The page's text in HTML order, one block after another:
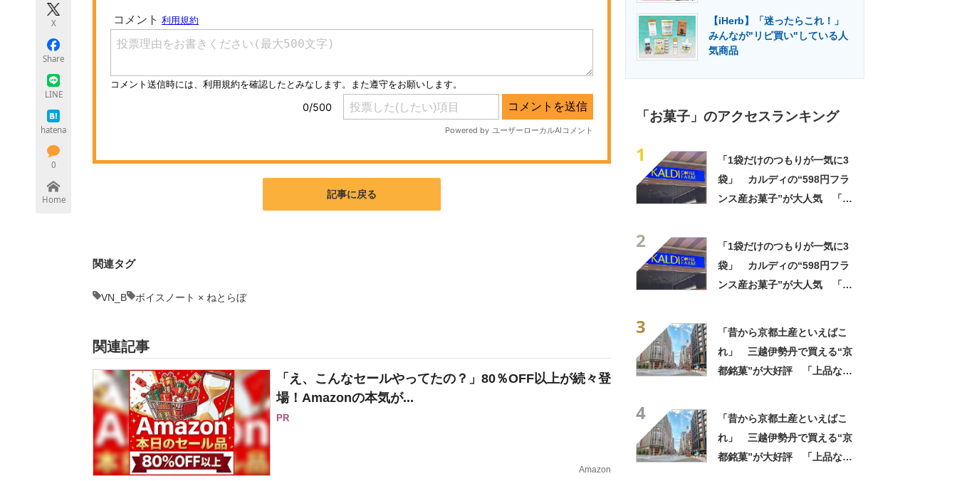
X
Share
LINE
hatena
0
Home 記事に戻る
関連タグ
VN_B ボイスノート × ねとらぼ
関連記事
「え、こんなセールやってたの？」80％OFF以上が続々登
場！Amazonの本気が...
PR
Amazon
【iHerb】「迷ったらこれ！」
みんなが"リピ買い"している人
気商品
「お菓子」のアクセスランキング
1
「1袋だけのつもりが一気に3
袋」 カルディの“598円フラ
ンス産お菓子”が大人気 「デ
2
「1袋だけのつもりが一気に3
袋」 カルディの“598円フラ
ンス産お菓子”が大人気 「デ
3
「昔から京都土産といえばこ
れ」 三越伊勢丹で買える“京
都銘菓”が大好評 「上品な甘
4
「昔から京都土産といえばこ
れ」 三越伊勢丹で買える“京
都銘菓”が大好評 「上品な甘